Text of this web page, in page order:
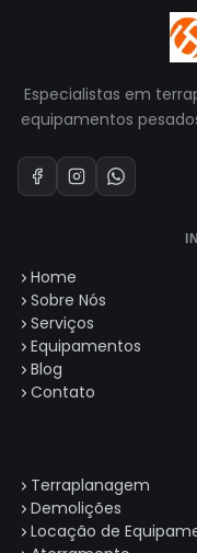
Especialistas em
equipamentos
Home
Sobre Nós
Serviços
Equipamentos
Blog
Contato
Terraplanagem
Demolições
Locação de